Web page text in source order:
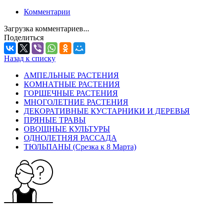
Комментарии
Загрузка комментариев...
Поделиться
Назад к списку
АМПЕЛЬНЫЕ РАСТЕНИЯ
КОМНАТНЫЕ РАСТЕНИЯ
ГОРШЕЧНЫЕ РАСТЕНИЯ
МНОГОЛЕТНИЕ РАСТЕНИЯ
ДЕКОРАТИВНЫЕ КУСТАРНИКИ И ДЕРЕВЬЯ
ПРЯНЫЕ ТРАВЫ
ОВОЩНЫЕ КУЛЬТУРЫ
ОДНОЛЕТНЯЯ РАССАДА
ТЮЛЬПАНЫ (Срезка к 8 Марта)